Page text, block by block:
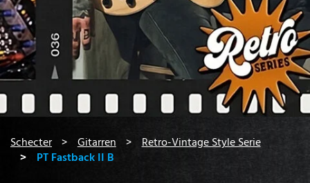
Schecter Gitarren
Retro-Vintage Style Serie
PT Fastback II B